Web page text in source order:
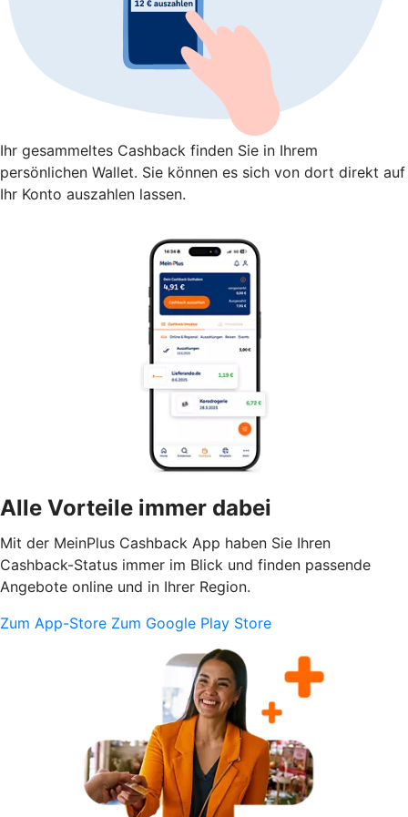
Ihr gesammeltes Cashback finden Sie in Ihrem
persönlichen Wallet. Sie können es sich von dort direkt auf
Ihr Konto auszahlen lassen.
Alle Vorteile immer dabei
Mit der MeinPlus Cashback App haben Sie Ihren
Cashback-Status immer im Blick und finden passende
Angebote online und in Ihrer Region.
Zum App-Store Zum Google Play Store